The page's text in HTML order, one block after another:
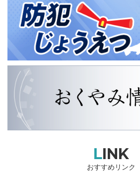
LINK
おすすめリンク